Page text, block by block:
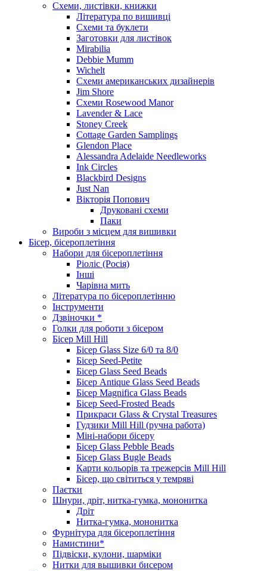
Схеми, листівки, книжки
Література по вишивці
Схеми та буклети
Заготовки для листівок
Mirabilia
Debbie Mumm
Wichelt
Схеми американських дизайнерів
Jim Shore
Cхеми Rosewood Manor
Lavender & Lace
Stoney Creek
Cottage Garden Samplings
Glendon Place
Alessandra Adelaide Needleworks
Ink Circles
Blackbird Designs
Just Nan
Вікторія Попович
Друковані схеми
Паки
Вироби з місцем для вишивки
Бісер, бісероплетіння
Набори для бісероплетіння
Ріоліс (Росія)
Інші
Чарівна мить
Література по бісероплетінню
Інструменти
Дзвіночки *
Голки для роботи з бісером
Бісер Mill Hill
Бісер Glass Size 6/0 та 8/0
Бісер Seed-Petite
Бісер Glass Seed Beads
Бісер Antique Glass Seed Beads
Бісер Magnifica Glass Beads
Бісер Seed-Frosted Beads
Прикраси Glass & Crystal Treasures
Гудзики Mill Hill (ручна работа)
Міні-набори бісеру
Бісер Glass Pebble Beads
Бісер Glass Bugle Beads
Карти кольорів та трежерсів Mill Hill
Бісер, що світиться у темряві
Паєтки
Шнури, дріт, нитка-гумка, мононитка
Дріт
Нитка-гумка, мононитка
Фурнітура для бісероплетіння
Намистини*
Підвіски, кулони, шарміки
Нитки для вышивки бисером